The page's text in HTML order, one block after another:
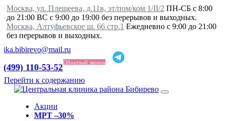
Москва, ул. Плещеева, д.11в, эт/пом/ком 1/II/2 ПН-СБ с 8:00
до 21:00 ВС с 9:00 до 19:00 без перерывов и выходных.
Москва, Алтуфьевское ш. 66 стр.1 Ежедневно с 9:00 до 21:00
без перерывов и выходных.
(499) 110-53-52
Обратный звонок
Перейти к содержанию
Акции
МРТ –30%